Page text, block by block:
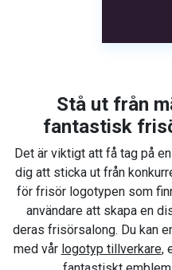
Stå ut från
fantastisk
Det är viktigt att få tag på
dig att sticka ut från
för frisör logotypen som
användare att skapa en
deras frisörsalong. Du kan
med vår logotyp tillverkare,